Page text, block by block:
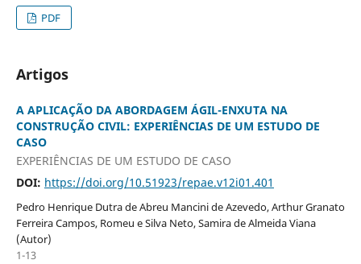
PDF
Artigos
A APLICAÇÃO DA ABORDAGEM ÁGIL-ENXUTA NA
CONSTRUÇÃO CIVIL: EXPERIÊNCIAS DE UM ESTUDO DE
CASO
EXPERIÊNCIAS DE UM ESTUDO DE CASO
DOI: https://doi.org/10.51923/repae.v12i01.401
Pedro Henrique Dutra de Abreu Mancini de Azevedo, Arthur Granato
Ferreira Campos, Romeu e Silva Neto, Samira de Almeida Viana
(Autor)
1-13